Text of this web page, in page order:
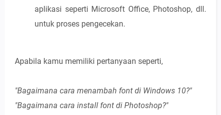
aplikasi seperti Microsoft Office, Photoshop, dll.
untuk proses pengecekan.
Apabila kamu memiliki pertanyaan seperti,
"Bagaimana cara menambah font di Windows 10?"
"Bagaimana cara install font di Photoshop?"